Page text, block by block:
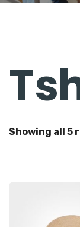
Showing all 5